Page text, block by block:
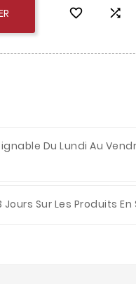
 
Du Lundi Au
Jours Sur Les Produits